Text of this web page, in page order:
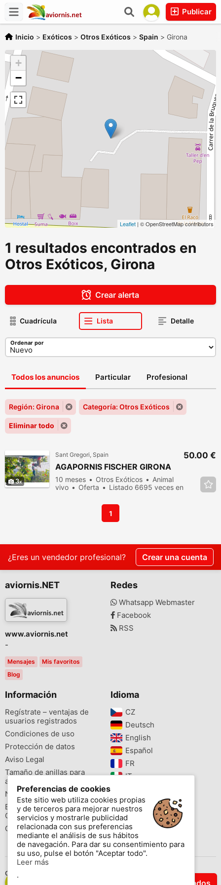
Publicar
Inicio > Exóticos > Otros Exóticos > Spain > Girona
+
−
Leaflet | © OpenStreetMap contributors
1 resultados encontrados en
Otros Exóticos, Girona
Filtrar Resultados
Crear alerta
Cuadrícula Lista Detalle
Ordenar por
Todos los anuncios Particular Profesional
Región: Girona Categoría: Otros Exóticos
Eliminar todo
3
Sant Gregori, Spain
AGAPORNIS FISCHER GIRONA
10 meses Otros Exóticos
Animal
vivo
Oferta
Listado 6695 veces en
50.00 €
1
¿Eres un vendedor profesional? Crear una cuenta
aviornis.NET
www.aviornis.net
-
Mensajes
Mis favoritos
Blog
Redes
Whatsapp Webmaster
Facebook
RSS
Información
Regístrate – ventajas de
usuarios registrados
Condiciones de uso
Protección de datos
Aviso Legal
Tamaño de anillas para
aves
Newsletter
Buscador de especies
Cites
Colores de las anillas
Idioma
CZ‎
Deutsch‎
English‎
Español‎
FR‎
IT‎
PL‎
PT‎
Preferencias de cookies
Este sitio web utiliza cookies propias
y de terceros para mejorar nuestros
servicios y mostrarle publicidad
relacionada con sus preferencias
mediante el análisis de sus hábitos
de navegación. Para dar su consentimiento para
su uso, pulse el botón "Aceptar todo".
Leer más
.
Contáctenos
Copyright © 2026 www.aviornis.net Tablón de anuncios gratis.